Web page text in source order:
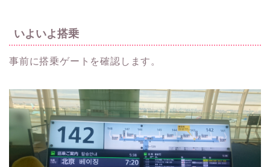
いよいよ搭乗
事前に搭乗ゲートを確認します。